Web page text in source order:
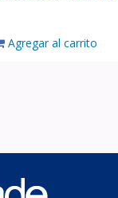
Agregar al carrito